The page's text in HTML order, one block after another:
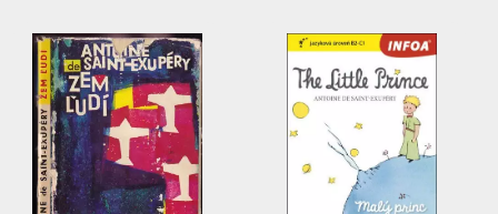
literatuře již dříve, nyní však, díky své
příbuzné, přišel do kontaktu se
spisovatelskou komunitou. Seznámil se
také s Louisou Vilmorinovou a zasnoubili
se. Povinnou vojenskou službu nastoupil
roku 1921 ve Štrasburku, na vlastní žádost
byl přidělen...